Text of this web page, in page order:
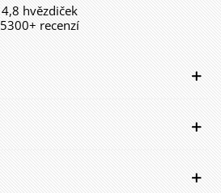
4,8 hvězdiček
5300+ recenzí